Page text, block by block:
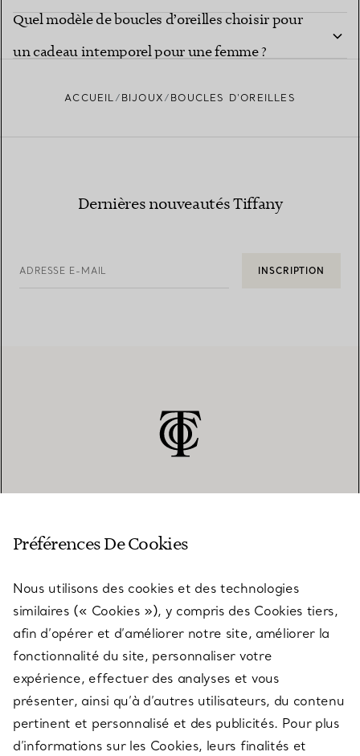
beaucoup de bijoux ?
Quel modèle de boucles d’oreilles choisir pour
un cadeau intemporel pour une femme ?
ACCUEIL BIJOUX BOUCLES D’OREILLES
Dernières nouveautés Tiffany
ADRESSE E-MAIL INSCRIPTION
SERVICES
À PROPOS
QUESTIONS LÉGALES
Préférences De Cookies
Nous utilisons des cookies et des technologies
similaires (« Cookies »), y compris des Cookies tiers,
afin d’opérer et d’améliorer notre site, améliorer la
fonctionnalité du site, personnaliser votre
expérience, effectuer des analyses et vous
présenter, ainsi qu’à d’autres utilisateurs, du contenu
pertinent et personnalisé et des publicités. Pour plus
d’informations sur les Cookies, leurs finalités et